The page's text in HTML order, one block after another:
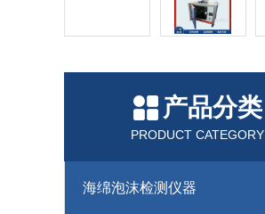
产品分类
PRODUCT CATEGORY
海绵泡沫检测仪器